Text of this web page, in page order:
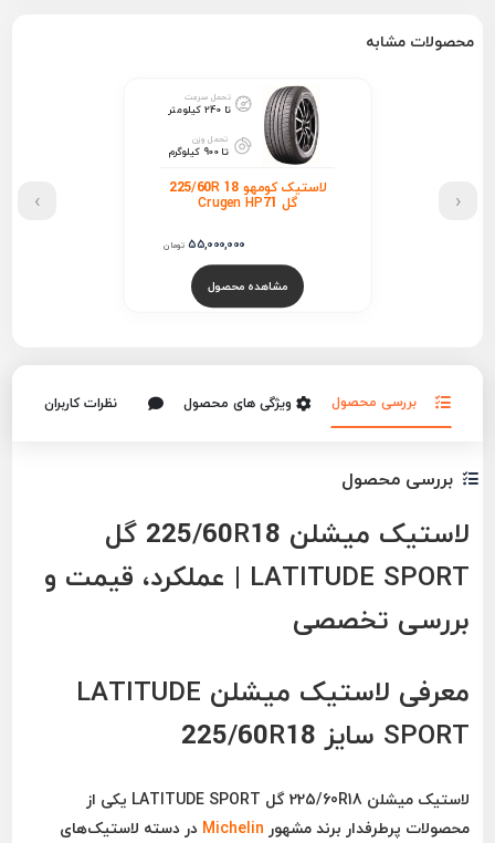
محصولات مشابه
تحمل سرعت
تا 240 کیلومتر
تحمل وزن
تا 900 کیلوگرم
لاستیک کومهو 225/60R 18
گل Crugen HP71
55,000,000 تومان
مشاهده محصول
‹
›
بررسی محصول ویژگی های محصول نظرات کاربران
بررسی محصول
لاستیک میشلن 225/60R18 گل
LATITUDE SPORT | عملکرد، قیمت و
بررسی تخصصی
معرفی لاستیک میشلن LATITUDE
SPORT سایز 225/60R18
لاستیکمیشلن 225/60R18 گل LATITUDE SPORT
یکی از
محصولات پرطرفدار برند مشهور Michelin در دسته لاستیک‌های